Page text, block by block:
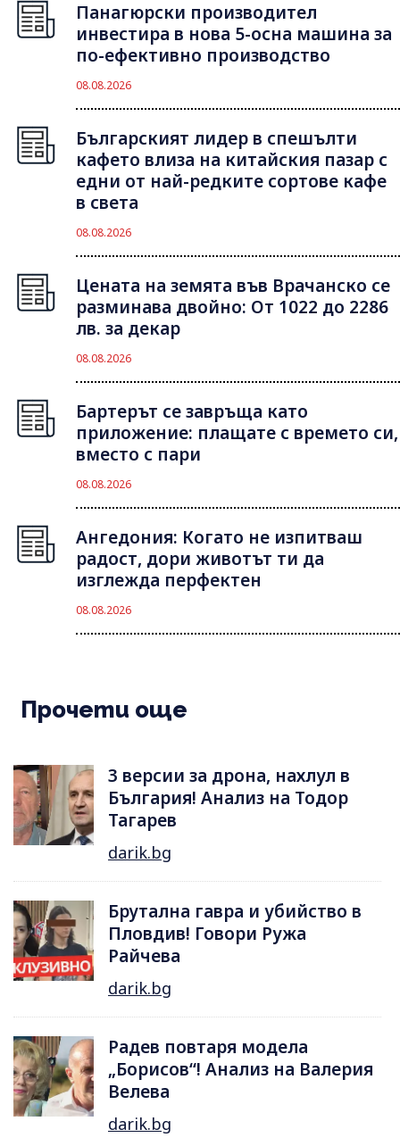
Панагюрски производител
инвестира в нова 5-осна машина за
по-ефективно производство
08.08.2026
Българският лидер в спешълти
кафето влиза на китайския пазар с
едни от най-редките сортове кафе
в света
08.08.2026
Цената на земята във Врачанско се
разминава двойно: От 1022 до 2286
лв. за декар
08.08.2026
Бартерът се завръща като
приложение: плащате с времето си,
вместо с пари
08.08.2026
Ангедония: Когато не изпитваш
радост, дори животът ти да
изглежда перфектен
08.08.2026
Прочети още
3 версии за дрона, нахлул в
България! Анализ на Тодор
Тагарев
darik.bg
Брутална гавра и убийство в
Пловдив! Говори Ружа
Райчева
darik.bg
Радев повтаря модела
„Борисов“! Анализ на Валерия
Велева
darik.bg